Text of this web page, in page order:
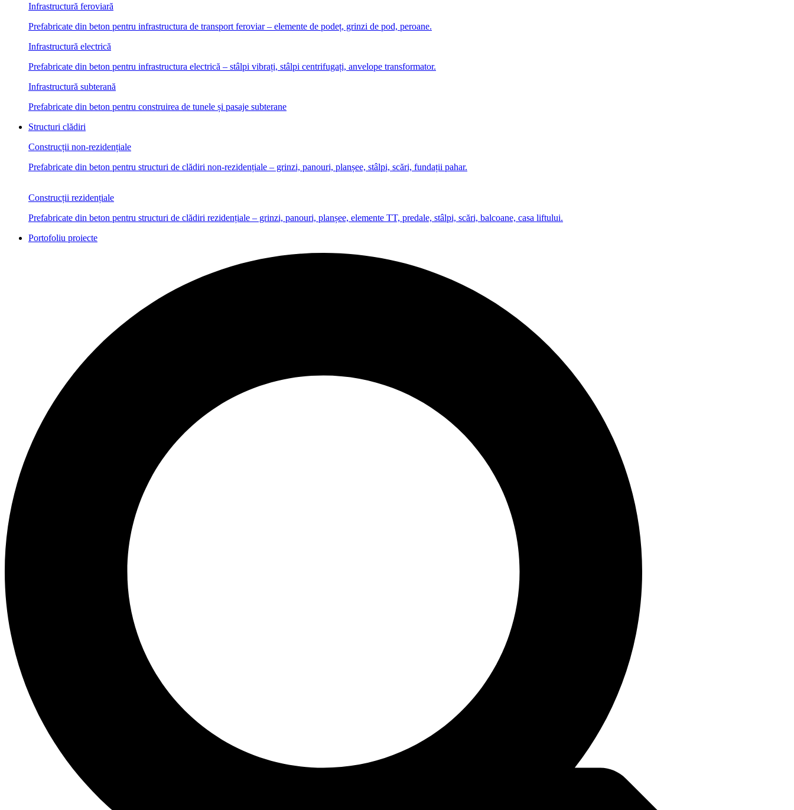
Infrastructură feroviară
Prefabricate din beton pentru infrastructura de transport feroviar – elemente de podeț, grinzi de pod, peroane.
Infrastructură electrică
Prefabricate din beton pentru infrastructura electrică – stâlpi vibrați, stâlpi centrifugați, anvelope transformator.
Infrastructură subterană
Prefabricate din beton pentru construirea de tunele și pasaje subterane
Structuri clădiri
Construcții non-rezidențiale
Prefabricate din beton pentru structuri de clădiri non-rezidențiale – grinzi, panouri, planșee, stâlpi, scări, fundații pahar.
Construcții rezidențiale
Prefabricate din beton pentru structuri de clădiri rezidențiale – grinzi, panouri, planșee, elemente TT, predale, stâlpi, scări, balcoane, casa liftului.
Portofoliu proiecte